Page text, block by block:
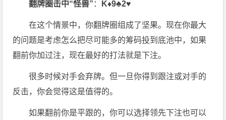
翻牌圈击中“怪兽” ： K♦9♣2♥
在这个情景中，你翻牌圈组成了坚果。现在你最大
的问题是考虑怎么把尽可能多的筹码投到底池中，如果
翻前你加过注，现在最好的打法就是下注。
很多时候对手会弃牌。但一旦你得到跟注或对手的
反击，你会觉得这是值得的。
如果翻前你是平跟的，你可以选择领先下注也可以